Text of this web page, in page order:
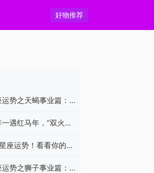
好物推荐
势之天蝎事业篇：
洽
遇红马年，“双火加
祖宗忠告有答案
座运势！看看你的新
势之狮子事业篇：